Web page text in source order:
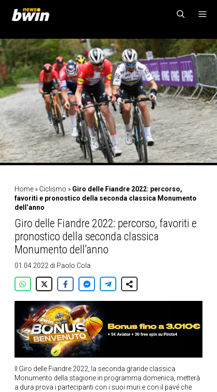
contenuto
MENU
Home » Ciclismo » Giro delle Fiandre 2022: percorso,
favoriti e pronostico della seconda classica Monumento
dell’anno
Giro delle Fiandre 2022: percorso, favoriti e
pronostico della seconda classica
Monumento dell’anno
01.04.2022 di Paolo Cola
Il Giro delle Fiandre 2022, la seconda grande classica
Monumento della stagione in programma domenica, metterà
a dura prova i partecipanti con i suoi muri e con il pavé che